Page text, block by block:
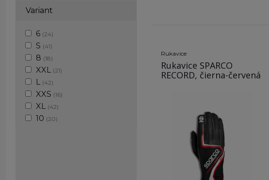
Variant
6 (24)
S (41)
8 (18)
XXL (21)
L (42)
XXS (16)
XL (42)
10 (20)
Rukavice
Rukavice SPARCO
RECORD, čierna-červená